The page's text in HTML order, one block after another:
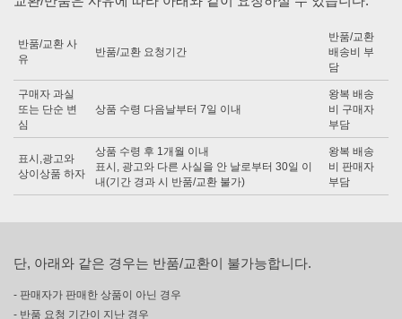
반품/교환 사
유
반품/교환 요청기간
반품/교환
배송비 부
담
구매자 과실
또는 단순 변
심
상품 수령 다음날부터 7일 이내
왕복 배송
비 구매자
부담
표시,광고와
상이상품 하자
상품 수령 후 1개월 이내
표시, 광고와 다른 사실을 안 날로부터 30일 이
내(기간 경과 시 반품/교환 불가)
왕복 배송
비 판매자
부담
단, 아래와 같은 경우는 반품/교환이 불가능합니다.
- 판매자가 판매한 상품이 아닌 경우
- 반품 요청 기간이 지난 경우